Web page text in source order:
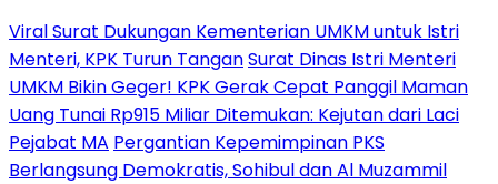
Viral Surat Dukungan Kementerian UMKM untuk Istri
Menteri, KPK Turun TanganSurat Dinas Istri Menteri
UMKM Bikin Geger! KPK Gerak Cepat Panggil Maman
Uang Tunai Rp915 Miliar Ditemukan: Kejutan dari Laci
Pejabat MA Pergantian Kepemimpinan PKS
Berlangsung Demokratis, Sohibul dan Al Muzammil